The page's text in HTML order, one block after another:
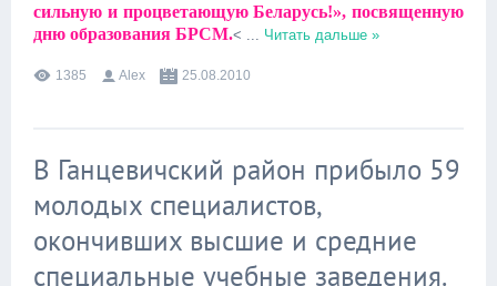
сильную и процветающую Беларусь!», посвященную
дню образования БРСМ.< ... Читать дальше »
1385 Alex 25.08.2010
В Ганцевичский район прибыло 59
молодых специалистов,
окончивших высшие и средние
специальные учебные заведения.